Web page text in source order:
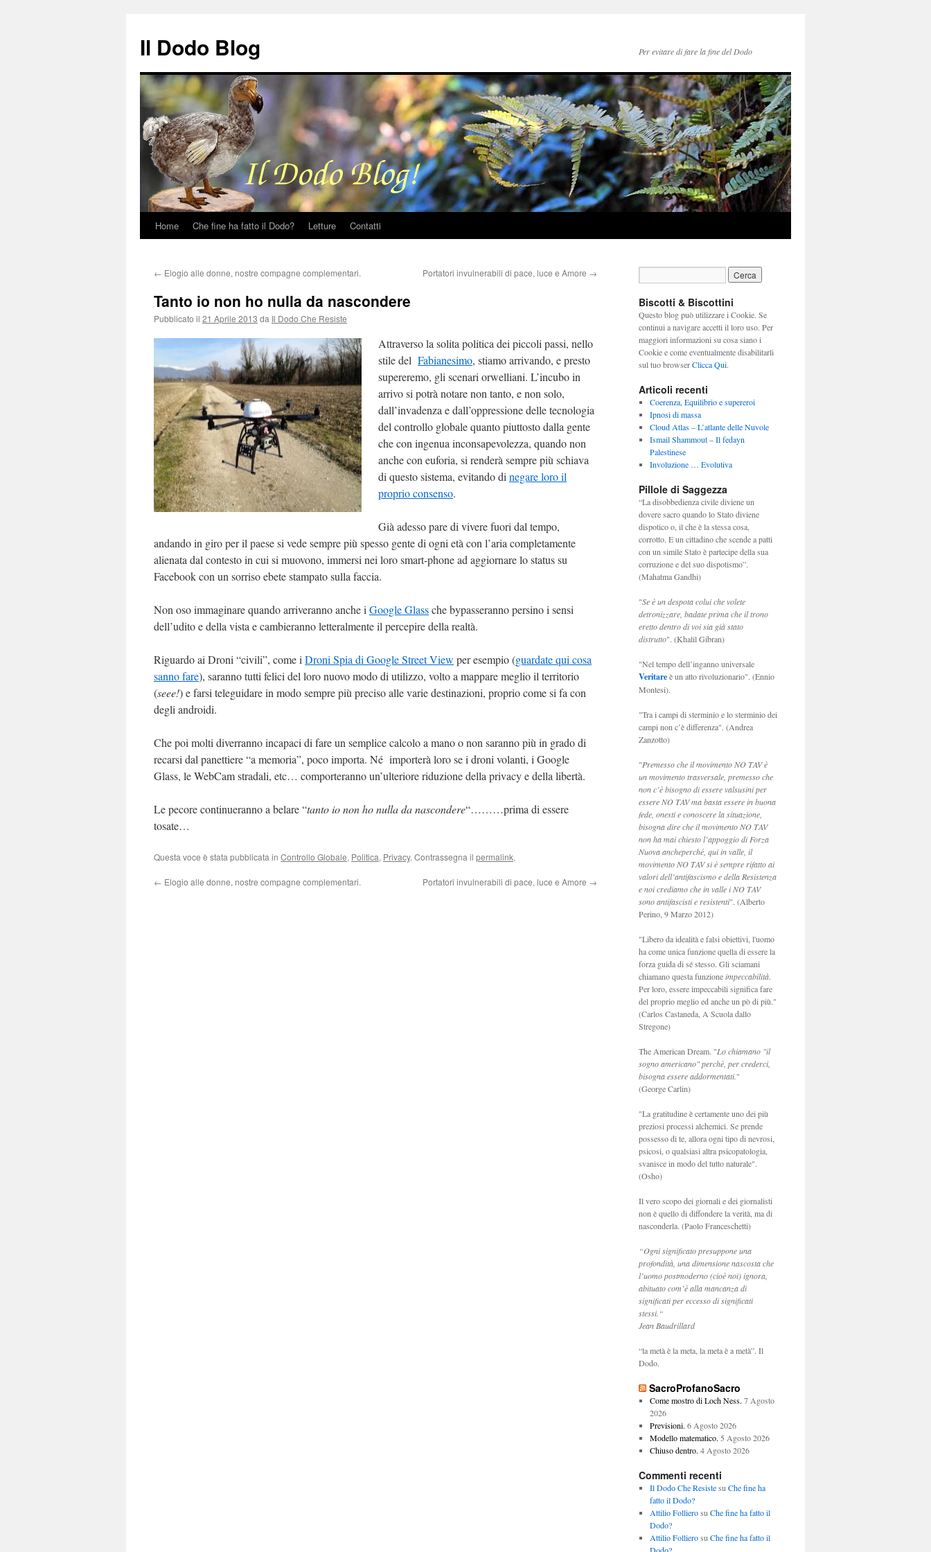
Il Dodo Blog Per evitare di fare la fine del Dodo
Vai
contenuto
Home Che fine ha fatto il Dodo? Letture Contatti
← Elogio alle donne, nostre compagne complementari. Portatori invulnerabili di pace, luce e Amore →
Tanto io non ho nulla da nascondere
Pubblicato il 21 Aprile 2013 da Il Dodo Che Resiste
Attraverso la solita politica dei piccoli passi, nello
stile del Fabianesimo, stiamo arrivando, e presto
supereremo, gli scenari orwelliani. L’incubo in
arrivo si potrà notare non tanto, e non solo,
dall’invadenza e dall’oppressione delle tecnologia
del controllo globale quanto piuttosto dalla gente
che con ingenua inconsapevolezza, quando non
anche con euforia, si renderà sempre più schiava
di questo sistema, evitando di negare loro il
proprio consenso.
Già adesso pare di vivere fuori dal tempo,
andando in giro per il paese si vede sempre più spesso gente di ogni età con l’aria completamente
alienata dal contesto in cui si muovono, immersi nei loro smart-phone ad aggiornare lo status su
Facebook con un sorriso ebete stampato sulla faccia.
Non oso immaginare quando arriveranno anche i Google Glassche bypasseranno persino i sensi
dell’udito e della vista e cambieranno letteralmente il percepire della realtà.
Riguardo ai Droni “civili”, come i Droni Spia di Google Street View per esempio (guardate qui cosa
sanno fare), saranno tutti felici del loro nuovo modo di utilizzo, volto a mappare meglio il territorio
(seee!) e farsi teleguidare in modo sempre più preciso alle varie destinazioni, proprio come si fa con
degli androidi.
Che poi molti diverranno incapaci di fare un semplice calcolo a mano o non saranno più in grado di
recarsi dal panettiere “a memoria”, poco importa. Né importerà loro se i droni volanti, i Google
Glass, le WebCam stradali, etc… comporteranno un’ulteriore riduzione della privacy e della libertà.
Le pecore continueranno a belare “tanto io non ho nulla da nascondere“………prima di essere
tosate…
Questa voce è stata pubblicata in Controllo Globale, Politica, Privacy. Contrassegna il permalink.
← Elogio alle donne, nostre compagne complementari. Portatori invulnerabili di pace, luce e Amore →
Biscotti & Biscottini
Questo blog può utilizzare i Cookie. Se
continui a navigare accetti il loro uso. Per
maggiori informazioni su cosa siano i
Cookie e come eventualmente disabilitarli
sul tuo browserClicca Qui.
Articoli recenti
Coerenza, Equilibrio e supereroi
Ipnosi di massa
Cloud Atlas – L’atlante delle Nuvole
Ismail Shammout – Il fedayn
Palestinese
Involuzione … Evolutiva
Pillole di Saggezza
“La disobbedienza civile diviene un
dovere sacro quando lo Stato diviene
dispotico o, il che è la stessa cosa,
corrotto. E un cittadino che scende a patti
con un simile Stato è partecipe della sua
corruzione e del suo dispotismo”.
(Mahatma Gandhi)
"Se è un despota colui che volete
detronizzare, badate prima che il trono
eretto dentro di voi sia già stato
distrutto". (Khalil Gibran)
"Nel tempo dell’inganno universale
Veritareè un atto rivoluzionario". (Ennio
Montesi).
"Tra i campi di sterminio e lo sterminio dei
campi non c’è differenza". (Andrea
Zanzotto)
"Premesso che il movimento NO TAV è
un movimento trasversale, premesso che
non c’è bisogno di essere valsusini per
essere NO TAV ma basta essere in buona
fede, onesti e conoscere la situazione,
bisogna dire che il movimento NO TAV
non ha mai chiesto l’appoggio di Forza
Nuova ancheperché, qui in valle, il
movimento NO TAV si è sempre rifatto ai
valori dell’antifascismo e della Resistenza
e noi crediamo che in valle i NO TAV
sono antifascisti e resistenti". (Alberto
Perino, 9 Marzo 2012)
"Libero da idealità e falsi obiettivi, l'uomo
ha come unica funzione quella di essere la
forza guida di sé stesso. Gli sciamani
chiamano questa funzioneimpeccabilità.
Per loro, essere impeccabili significa fare
del proprio meglio ed anche un pò di più."
(Carlos Castaneda, A Scuola dallo
Stregone)
The American Dream. "Lo chiamano "il
sogno americano" perchè, per crederci,
bisogna essere addormentati."
(George Carlin)
"La gratitudine è certamente uno dei più
preziosi processi alchemici. Se prende
possesso di te, allora ogni tipo di nevrosi,
psicosi, o qualsiasi altra psicopatologia,
svanisce in modo del tutto naturale".
(Osho)
Il vero scopo dei giornali e dei giornalisti
non è quello di diffondere la verità, ma di
nasconderla. (Paolo Franceschetti)
“Ogni significato presuppone una
profondità, una dimensione nascosta che
l’uomo postmoderno (cioè noi) ignora,
abituato com’è alla mancanza di
significati per eccesso di significati
stessi.“
Jean Baudrillard
“la metà è la meta, la meta è a metà”. Il
Dodo.
SacroProfanoSacro
Come mostro di Loch Ness. 7 Agosto
2026
Previsioni. 6 Agosto 2026
Modello matematico. 5 Agosto 2026
Chiuso dentro. 4 Agosto 2026
Commenti recenti
Il Dodo Che Resistesu Che fine ha
fatto il Dodo?
Attilio Follierosu Che fine ha fatto il
Dodo?
Attilio Follierosu Che fine ha fatto il